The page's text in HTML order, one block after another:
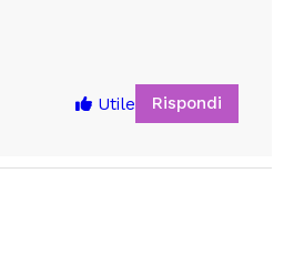
Utile Rispondi